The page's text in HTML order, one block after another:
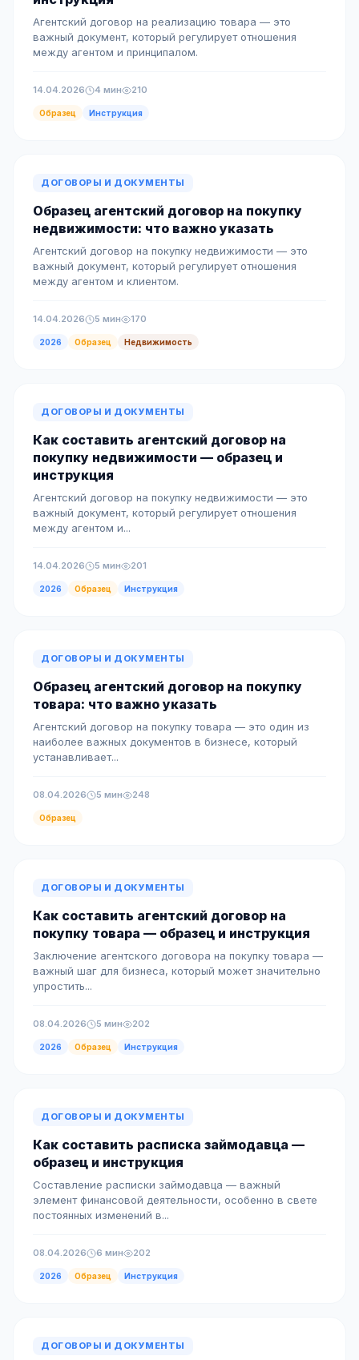
Агентский договор на реализацию товара — это
важный документ, который регулирует отношения
между агентом и принципалом.
14.04.2026 4 мин 210
Образец Инструкция
ДОГОВОРЫ И ДОКУМЕНТЫ
Образец агентский договор на покупку
недвижимости: что важно указать
Агентский договор на покупку недвижимости — это
важный документ, который регулирует отношения
между агентом и клиентом.
14.04.2026 5 мин 170
2026 Образец Недвижимость
ДОГОВОРЫ И ДОКУМЕНТЫ
Как составить агентский договор на
покупку недвижимости — образец и
инструкция
Агентский договор на покупку недвижимости — это
важный документ, который регулирует отношения
между агентом и...
14.04.2026 5 мин 201
2026 Образец Инструкция
ДОГОВОРЫ И ДОКУМЕНТЫ
Образец агентский договор на покупку
товара: что важно указать
Агентский договор на покупку товара — это один из
наиболее важных документов в бизнесе, который
устанавливает...
08.04.2026 5 мин 248
Образец
ДОГОВОРЫ И ДОКУМЕНТЫ
Как составить агентский договор на
покупку товара — образец и инструкция
Заключение агентского договора на покупку товара —
важный шаг для бизнеса, который может значительно
упростить...
08.04.2026 5 мин 202
2026 Образец Инструкция
ДОГОВОРЫ И ДОКУМЕНТЫ
Как составить расписка займодавца —
образец и инструкция
Составление расписки займодавца — важный
элемент финансовой деятельности, особенно в свете
постоянных изменений в...
08.04.2026 6 мин 202
2026 Образец Инструкция
ДОГОВОРЫ И ДОКУМЕНТЫ